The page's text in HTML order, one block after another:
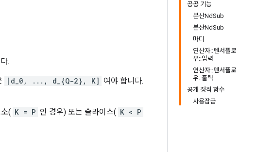
공공 기능
분산NdSub
분산NdSub
마디
연산자::텐서플로
우::입력
연산자::텐서플로
우::출력
공개 정적 함수
사용잠금
.
[d_0, ..., d_{Q-2}, K] 여야 합니다.
( K = P 인 경우) 또는 슬라이스( K < P